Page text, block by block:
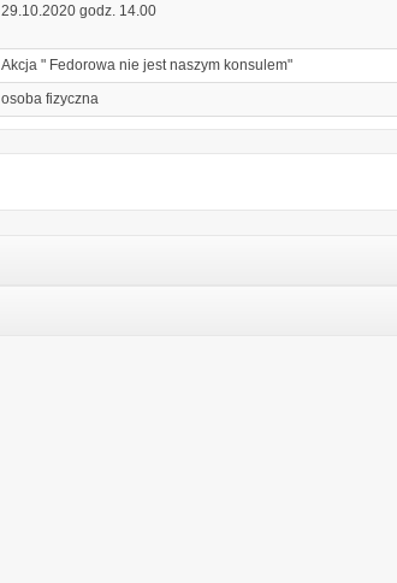
29.10.2020 godz. 14.00
Akcja " Fedorowa nie jest naszym konsulem"
osoba fizyczna